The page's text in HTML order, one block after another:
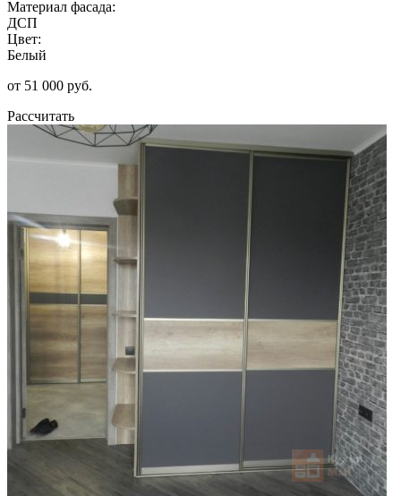
Материал фасада:
ДСП
Цвет:
Белый
от 51 000 руб.
Рассчитать